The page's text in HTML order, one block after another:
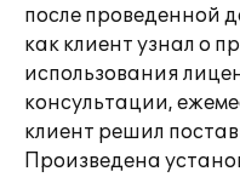
после проведенной
как клиент узнал о
использования
консультации,
клиент решил
Произведена